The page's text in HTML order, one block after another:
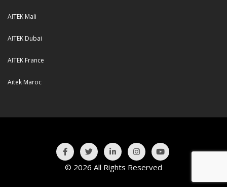
AITEK Mali
AITEK Dubai
AITEK France
Aitek Maroc
© 2026 All Rights Reserved